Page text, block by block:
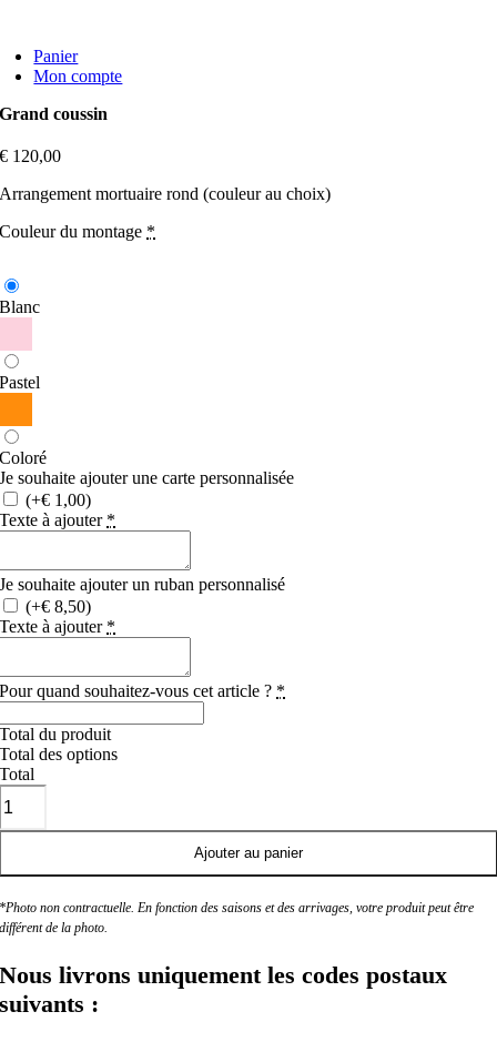
content
Panier
Mon compte
Grand coussin
€ 120,00
Arrangement mortuaire rond (couleur au choix)
Couleur du montage *
Blanc
Pastel
Coloré
Je souhaite ajouter une carte personnalisée
(+€ 1,00)
Texte à ajouter *
Je souhaite ajouter un ruban personnalisé
(+€ 8,50)
Texte à ajouter *
Pour quand souhaitez-vous cet article ? *
Total du produit
Total des options
Total
Ajouter au panier
*Photo non contractuelle. En fonction des saisons et des arrivages, votre produit peut être
différent de la photo.
Nous livrons uniquement les codes postaux
suivants :